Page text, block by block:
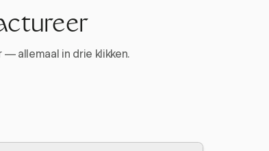
allemaal in drie klikken.